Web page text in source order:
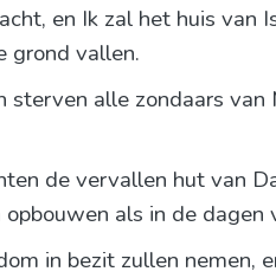
en Ik zal het huis van
grond vallen.
sterven alle zondaars
de vervallen hut van
opbouwen als in de dagen
in bezit zullen nemen,